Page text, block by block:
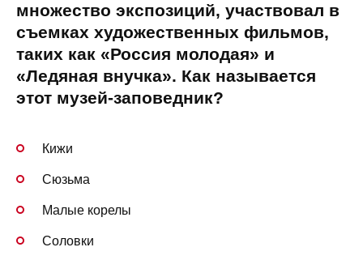
множество экспозиций, участвовал в
съемках художественных фильмов,
таких как «Россия молодая» и
«Ледяная внучка». Как называется
этот музей-заповедник?
Кижи
Сюзьма
Малые корелы
Соловки